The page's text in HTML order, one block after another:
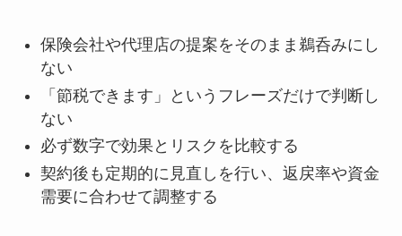
保険会社や代理店の提案をそのまま鵜呑みにし
ない
「節税できます」というフレーズだけで判断し
ない
必ず数字で効果とリスクを比較する
契約後も定期的に見直しを行い、返戻率や資金
需要に合わせて調整する